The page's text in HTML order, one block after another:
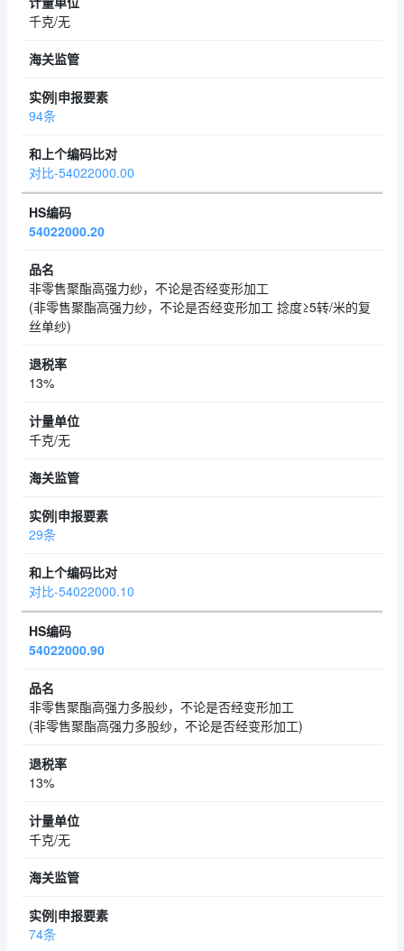
千克/无
94条
对比-54022000.00
54022000.20
非零售聚酯高强力纱，不论是否经变形加工
(非零售聚酯高强力纱，不论是否经变形加工 捻度≥5转/米的复
丝单纱)
13%
千克/无
29条
对比-54022000.10
54022000.90
非零售聚酯高强力多股纱，不论是否经变形加工
(非零售聚酯高强力多股纱，不论是否经变形加工)
13%
千克/无
74条